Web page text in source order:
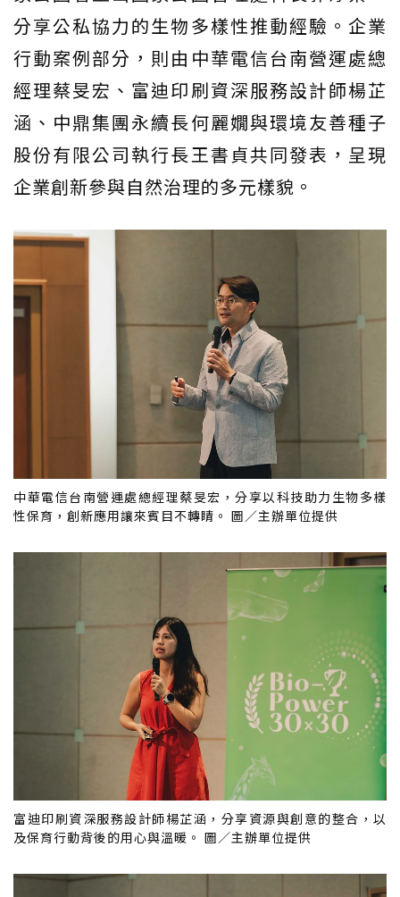
分享公私協力的生物多樣性推動經驗。企業
行動案例部分，則由中華電信台南營運處總
經理蔡旻宏、富迪印刷資深服務設計師楊芷
涵、中鼎集團永續長何麗嫺與環境友善種子
股份有限公司執行長王書貞共同發表，呈現
企業創新參與自然治理的多元樣貌。
中華電信台南營運處總經理蔡旻宏，分享以科技助力生物多樣
性保育，創新應用讓來賓目不轉睛。 圖／主辦單位提供
富迪印刷資深服務設計師楊芷涵，分享資源與創意的整合，以
及保育行動背後的用心與溫暖。 圖／主辦單位提供